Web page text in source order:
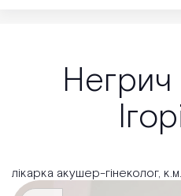
лікарка акушер-гінеколог,